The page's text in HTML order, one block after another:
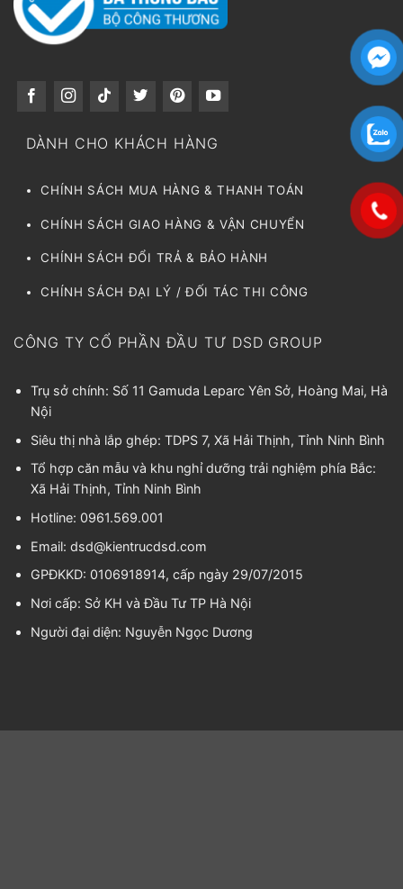
DÀNH CHO KHÁCH HÀNG
CHÍNH SÁCH MUA HÀNG & THANH TOÁN
CHÍNH SÁCH GIAO HÀNG & VẬN CHUYỂN
CHÍNH SÁCH ĐỔI TRẢ & BẢO HÀNH
CHÍNH SÁCH ĐẠI LÝ / ĐỐI TÁC THI CÔNG
CÔNG TY CỔ PHẦN ĐẦU TƯ DSD GROUP
Trụ sở chính: Số 11 Gamuda Leparc Yên Sở, Hoàng Mai, Hà
Nội
Siêu thị nhà lắp ghép: TDPS 7, Xã Hải Thịnh, Tỉnh Ninh Bình
Tổ hợp căn mẫu và khu nghỉ dưỡng trải nghiệm phía Bắc:
Xã Hải Thịnh, Tỉnh Ninh Bình
Hotline: 0961.569.001
Email: dsd@kientrucdsd.com
GPĐKKD: 0106918914, cấp ngày 29/07/2015
Nơi cấp: Sở KH và Đầu Tư TP Hà Nội
Người đại diện: Nguyễn Ngọc Dương